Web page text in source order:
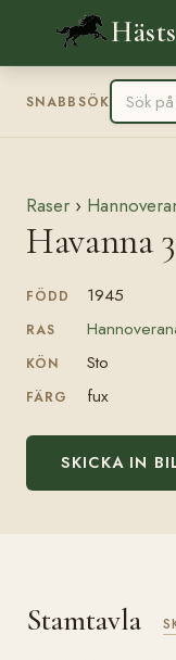
SNABBSÖK
Raser ›
Havanna
FÖDD 1945
RAS
KÖN Sto
FÄRG fux
SKICKA IN
Stamtavla